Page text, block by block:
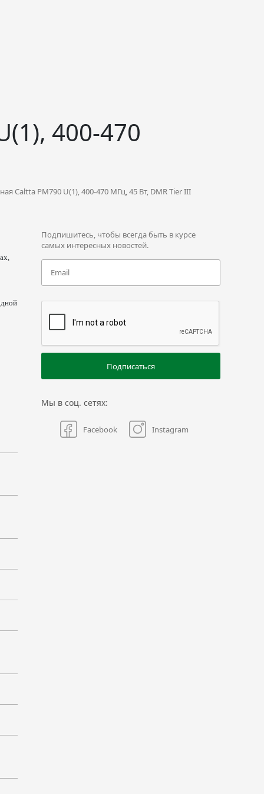
400-470
Caltta PM790 U(1), 400-470 МГц, 45 Вт, DMR Tier III
Подпишитесь, чтобы всегда быть в курсе
самых интересных новостей.
Подписаться
Мы в соц. сетях:
Facebook Instagram